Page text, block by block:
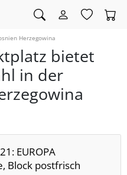
Herzegowina
bietet
in der